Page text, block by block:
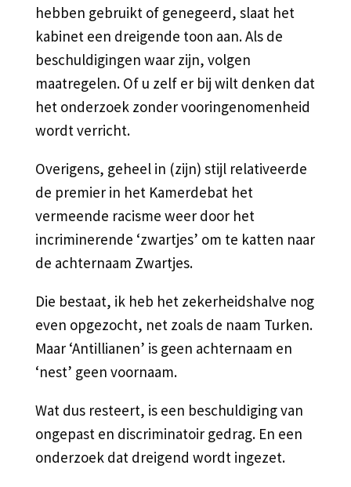
hebben gebruikt of genegeerd, slaat het
kabinet een dreigende toon aan. Als de
beschuldigingen waar zijn, volgen
maatregelen. Of u zelf er bij wilt denken dat
het onderzoek zonder vooringenomenheid
wordt verricht.
Overigens, geheel in (zijn) stijl relativeerde
de premier in het Kamerdebat het
vermeende racisme weer door het
incriminerende ‘zwartjes’ om te katten naar
de achternaam Zwartjes.
Die bestaat, ik heb het zekerheidshalve nog
even opgezocht, net zoals de naam Turken.
Maar ‘Antillianen’ is geen achternaam en
‘nest’ geen voornaam.
Wat dus resteert, is een beschuldiging van
ongepast en discriminatoir gedrag. En een
onderzoek dat dreigend wordt ingezet.